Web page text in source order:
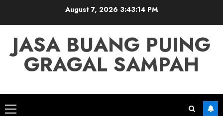
August 7, 2026 3:43:15 PM
JASA BUANG PUING
GRAGAL SAMPAH
Primary